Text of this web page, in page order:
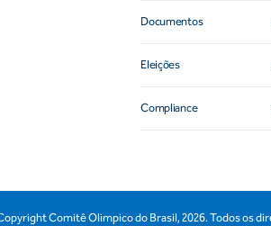
Documentos
Eleições
Compliance
Comitê Olimpico do Brasil, 2026. Todos os